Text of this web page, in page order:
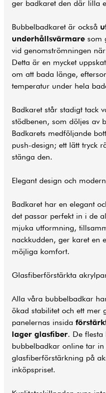
ger badkaret den där lilla
Bubbelbadkaret är också
underhållsvärmare som
vid genomströmningen
Detta är en mycket
om att bada länge,
temperatur under hela
Badkaret står stadigt tack
stödbenen, som döljes av
Badkarets medföljande
push-design; ett lätt tryck
stänga den.
Elegant design och
Badkaret har en elegant
det passar perfekt in i de
mjuka utformning,
nackkudden, ger karet en
möjliga komfort.
Glasfiberförstärkta
Alla våra bubbelbadkar
ökad stabilitet och ett mer
panelernas insida
lager glasfiber. De flesta
bubbelbadkar online tar
glasfiberförstärkning på
inköpspriset.